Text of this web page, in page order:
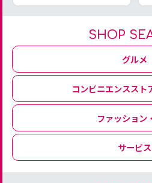
SHOP
グルメ
コンビニエンススト
ファッション
サービス